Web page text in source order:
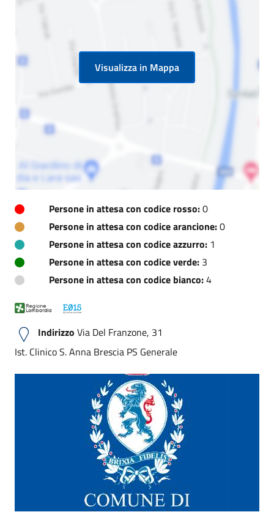
Visualizza in Mappa
Persone in attesa con codice rosso:0
Persone in attesa con codice arancione:0
Persone in attesa con codice azzurro: 1
Persone in attesa con codice verde: 3
Persone in attesa con codice bianco:4
Indirizzo Via Del Franzone, 31
Ist. Clinico S. Anna Brescia PS Generale